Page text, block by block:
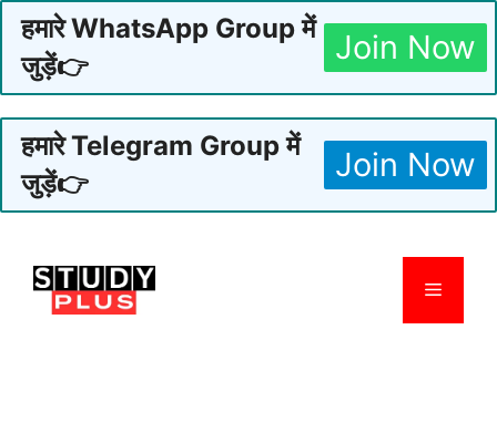
हमारे WhatsApp Group में
जुड़ें👉
Join Now
हमारे Telegram Group में
जुड़ें👉
Join Now
content
Menu